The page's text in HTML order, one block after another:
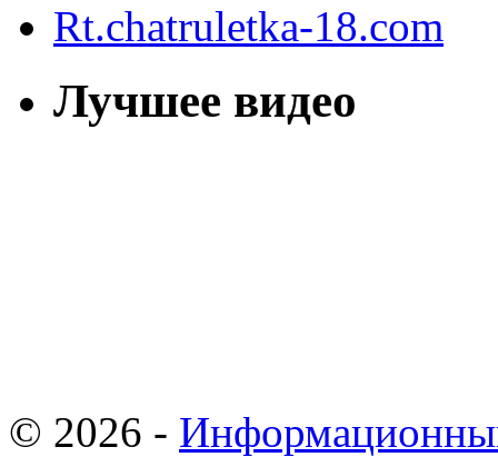
Rt.chatruletka-18.com
Лучшее видео
© 2026 -